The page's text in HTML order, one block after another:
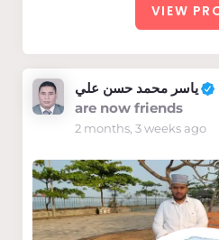
VIEW
ياسر محمد حسن علي
are now friends
2 months, 3 weeks ago